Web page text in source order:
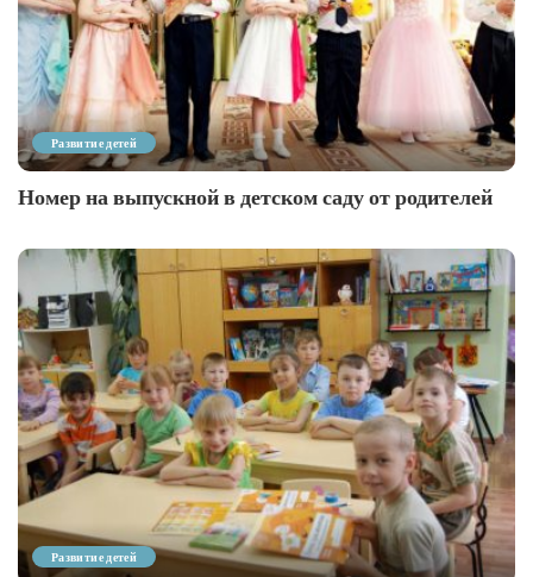
Развитие детей
Номер на выпускной в детском саду от родителей
Развитие детей